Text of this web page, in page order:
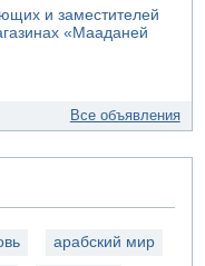
и заместителей
«Мааданей
Все объявления
арабский мир